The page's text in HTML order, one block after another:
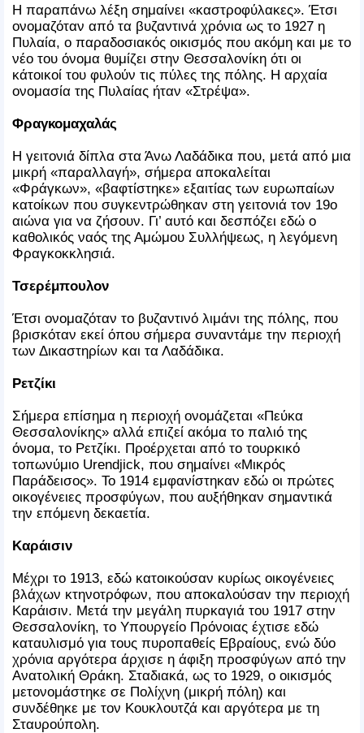
Η παραπάνω λέξη σημαίνει «καστροφύλακες». Έτσι
ονομαζόταν από τα βυζαντινά χρόνια ως το 1927 η
Πυλαία, ο παραδοσιακός οικισμός που ακόμη και με το
νέο του όνομα θυμίζει στην Θεσσαλονίκη ότι οι
κάτοικοί του φυλούν τις πύλες της πόλης. Η αρχαία
ονομασία της Πυλαίας ήταν «Στρέψα».
Φραγκομαχαλάς
Η γειτονιά δίπλα στα Άνω Λαδάδικα που, μετά από μια
μικρή «παραλλαγή», σήμερα αποκαλείται
«Φράγκων», «βαφτίστηκε» εξαιτίας των ευρωπαίων
κατοίκων που συγκεντρώθηκαν στη γειτονιά τον 19ο
αιώνα για να ζήσουν. Γι’ αυτό και δεσπόζει εδώ ο
καθολικός ναός της Αμώμου Συλλήψεως, η λεγόμενη
Φραγκοκκλησιά.
Τσερέμπουλον
Έτσι ονομαζόταν το βυζαντινό λιμάνι της πόλης, που
βρισκόταν εκεί όπου σήμερα συναντάμε την περιοχή
των Δικαστηρίων και τα Λαδάδικα.
Ρετζίκι
Σήμερα επίσημα η περιοχή ονομάζεται «Πεύκα
Θεσσαλονίκης» αλλά επιζεί ακόμα το παλιό της
όνομα, το Ρετζίκι. Προέρχεται από το τουρκικό
τοπωνύμιο Urendjick, που σημαίνει «Μικρός
Παράδεισος». Το 1914 εμφανίστηκαν εδώ οι πρώτες
οικογένειες προσφύγων, που αυξήθηκαν σημαντικά
την επόμενη δεκαετία.
Καράισιν
Μέχρι το 1913, εδώ κατοικούσαν κυρίως οικογένειες
βλάχων κτηνοτρόφων, που αποκαλούσαν την περιοχή
Καράισιν. Μετά την μεγάλη πυρκαγιά του 1917 στην
Θεσσαλονίκη, το Υπουργείο Πρόνοιας έχτισε εδώ
καταυλισμό για τους πυροπαθείς Εβραίους, ενώ δύο
χρόνια αργότερα άρχισε η άφιξη προσφύγων από την
Ανατολική Θράκη. Σταδιακά, ως το 1929, ο οικισμός
μετονομάστηκε σε Πολίχνη (μικρή πόλη) και
συνδέθηκε με τον Κουκλουτζά και αργότερα με τη
Σταυρούπολη.